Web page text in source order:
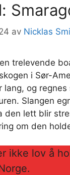
av Nicklas
trelevende
i Sør-
lang, og regnes
Slangen
den lett blir
om den
ikke lov å